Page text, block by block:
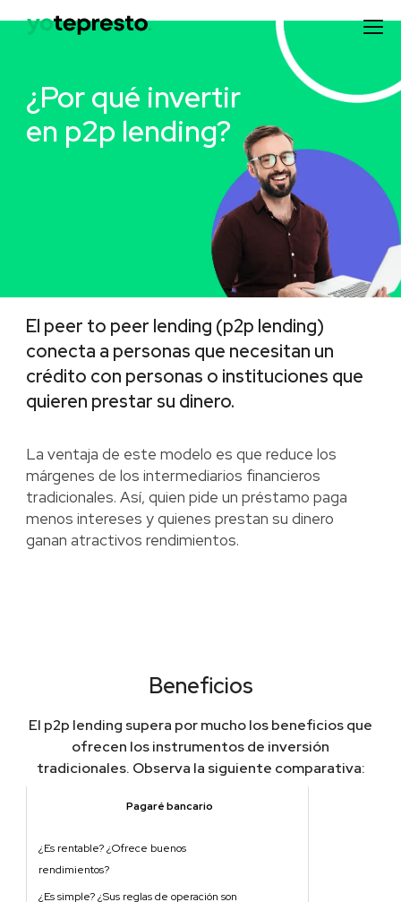
¿Por qué invertir
en p2p lending?
El peer to peer lending (p2p lending)
conecta a personas que necesitan un
crédito con personas o instituciones que
quieren prestar su dinero.
La ventaja de este modelo es que reduce los
márgenes de los intermediarios financieros
tradicionales. Así, quien pide un préstamo paga
menos intereses y quienes prestan su dinero
ganan atractivos rendimientos.
Beneficios
El p2p lending supera por mucho los beneficios que
ofrecen los instrumentos de inversión
tradicionales. Observa la siguiente comparativa:
Pagaré bancario